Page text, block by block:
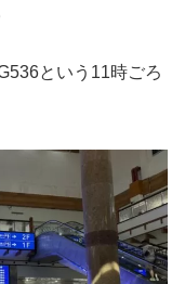
という11時ごろ